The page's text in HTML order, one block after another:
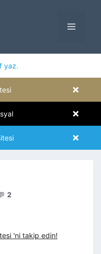
MENÜ
yaz.
×
×
×
2
'ni takip edin!